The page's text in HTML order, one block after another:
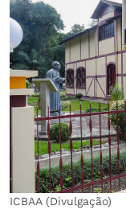
ICBAA (Divulgação)